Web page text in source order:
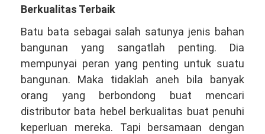
Berkualitas Terbaik
Batu bata sebagai salah satunya jenis bahan
bangunan yang sangatlah penting. Dia
mempunyai peran yang penting untuk suatu
bangunan. Maka tidaklah aneh bila banyak
orang yang berbondong buat mencari
distributor bata hebel berkualitas buat penuhi
keperluan mereka. Tapi bersamaan dengan